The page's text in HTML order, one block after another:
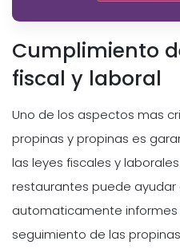
Cumplimiento
fiscal y laboral
Uno de los aspectos mas
propinas y propinas es
las leyes fiscales y
restaurantes puede ayudar
automaticamente informes
seguimiento de las